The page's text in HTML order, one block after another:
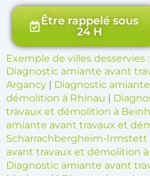
Être rappelé sous
24 H
Exemple de villes desservies :
Diagnostic amiante avant
Argancy | Diagnostic
démolition à Rhinau |
travaux et démolition à
amiante avant travaux et
Scharrachbergheim-Irmstett
avant travaux et démolition
Diagnostic amiante avant